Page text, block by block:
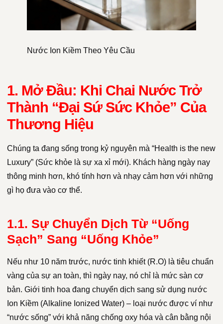
Nước Ion Kiềm Theo Yêu Cầu
1. Mở Đầu: Khi Chai Nước Trở
Thành “Đại Sứ Sức Khỏe” Của
Thương Hiệu
Chúng ta đang sống trong kỷ nguyên mà “Health is the new
Luxury” (Sức khỏe là sự xa xỉ mới). Khách hàng ngày nay
thông minh hơn, khó tính hơn và nhạy cảm hơn với những
gì họ đưa vào cơ thể.
1.1. Sự Chuyển Dịch Từ “Uống
Sạch” Sang “Uống Khỏe”
Nếu như 10 năm trước, nước tinh khiết (R.O) là tiêu chuẩn
vàng của sự an toàn, thì ngày nay, nó chỉ là mức sàn cơ
bản. Giới tinh hoa đang chuyển dịch sang sử dụng nước
Ion Kiềm (Alkaline Ionized Water) – loại nước được ví như
“nước sống” với khả năng chống oxy hóa và cân bằng nội